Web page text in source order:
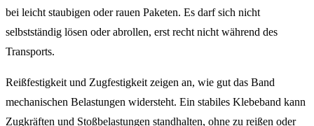
bei leicht staubigen oder rauen Paketen. Es darf sich nicht
selbstständig lösen oder abrollen, erst recht nicht während des
Transports.
Reißfestigkeit und Zugfestigkeit zeigen an, wie gut das Band
mechanischen Belastungen widersteht. Ein stabiles Klebeband kann
Zugkräften und Stoßbelastungen standhalten, ohne zu reißen oder